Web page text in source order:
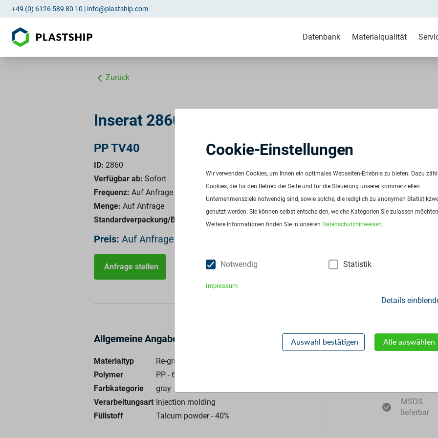
+49 (0) 6126 589 80 10 | info@plastship.com
Datenbank Materialqualität
Zurück
Inserat 2860: PP Talcum powder40 gray
PP TV40
ID: 2860
Verfügbar ab: Sofort
Frequenz: Auf Anfrage
Menge: Auf Anfrage
Standardverpackung/Bereitstellungsart:
Big Bags
Preis: Auf Anfrage
Anfrage stellen
Allgemeine Angaben
Materialtyp
Re-granulate
Polymer
PP - 60%
Farbkategorie
gray
Verarbeitungsart Injection molding
Füllstoff
Talcum powder-40%
Zusätzliche
MSDS
lieferbar
Cookie-Einstellungen
Wir verwenden Cookies, um Ihnen ein optimales Webseiten-Erlebnis zu bieten. Dazu
Cookies, die für den Betrieb der Seite und für die Steuerung unserer kommerziellen
Unternehmensziele notwendig sind, sowie solche, die lediglich zu anonymen
genutzt werden. Sie können selbst entscheiden, welche Kategorien Sie zulassen
Weitere Informationen finden Sie in unseren Datenschutzhinweisen.
Notwendig Statistik
Impressum
Details
Auswahl bestätigen Alle auswählen